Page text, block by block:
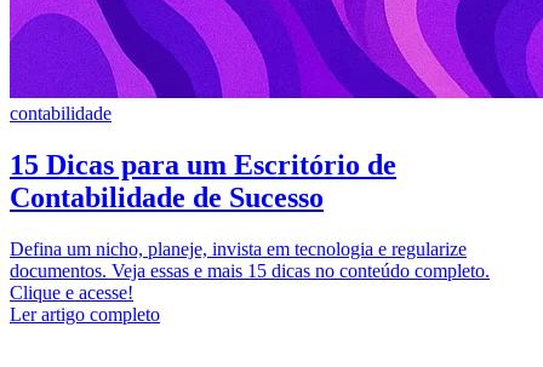
contabilidade
15 Dicas para um Escritório de
Contabilidade de Sucesso
Defina um nicho, planeje, invista em tecnologia e regularize
documentos. Veja essas e mais 15 dicas no conteúdo completo.
Clique e acesse!
Ler artigo completo